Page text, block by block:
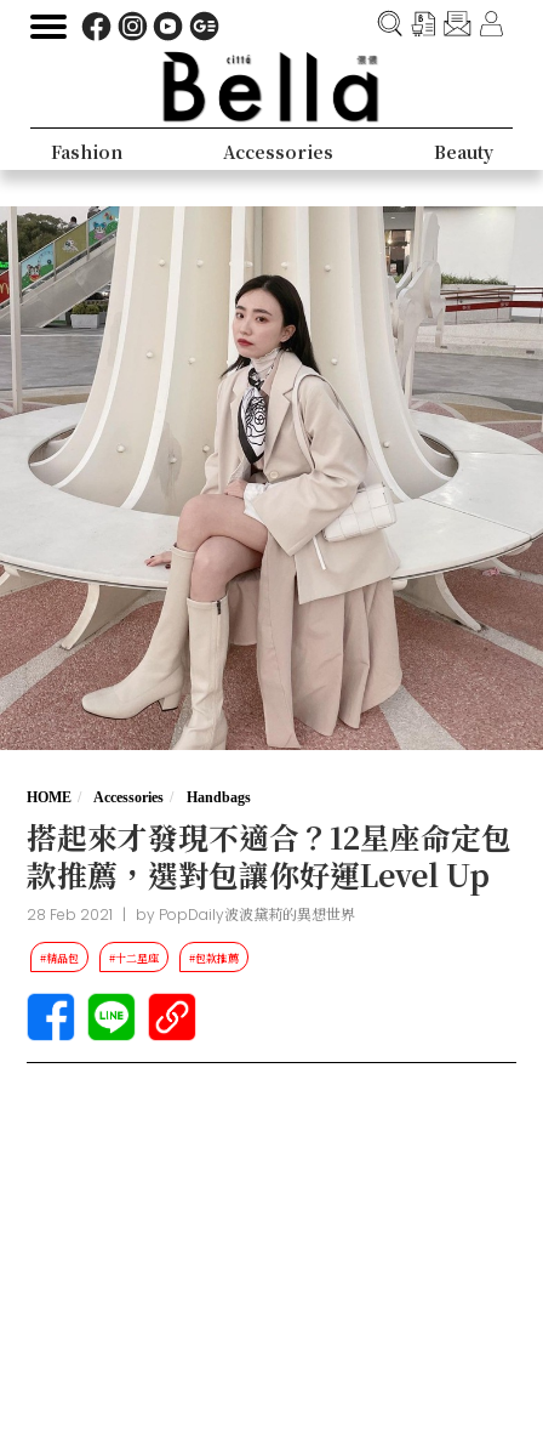
Fashion Accessories Beauty
HOME Accessories Handbags
搭起來才發現不適合？12星座命定包
款推薦，選對包讓你好運Level Up
28 Feb 2021 | by PopDaily波波黛莉的異想世界
#精品包 #十二星座 #包款推薦